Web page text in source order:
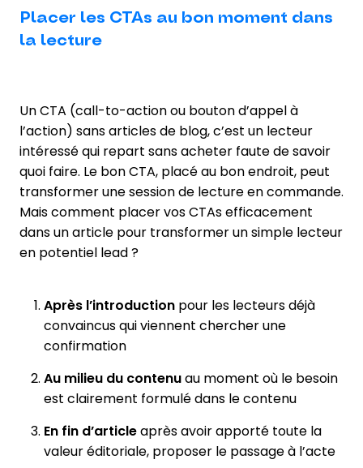
Placer les CTAs au bon moment dans
la lecture
Un CTA (call-to-action ou bouton d’appel à
l’action) sans articles de blog, c’est un lecteur
intéressé qui repart sans acheter faute de savoir
quoi faire. Le bon CTA, placé au bon endroit, peut
transformer une session de lecture en commande.
Mais comment placer vos CTAs efficacement
dans un article pour transformer un simple lecteur
en potentiel lead ?
Après l’introduction pour les lecteurs déjà
convaincus qui viennent chercher une
confirmation
Au milieu du contenuau moment où le besoin
est clairement formulé dans le contenu
En fin d’articleaprès avoir apporté toute la
valeur éditoriale, proposer le passage à l’acte